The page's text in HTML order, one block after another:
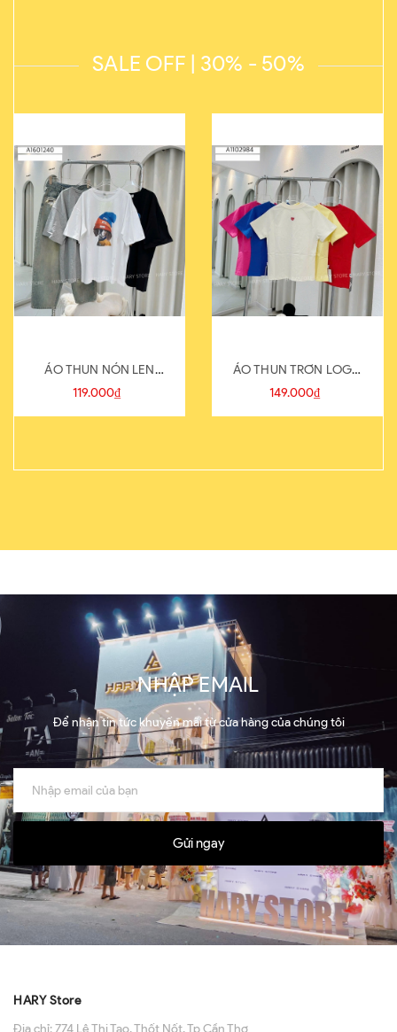
SALE OFF | 30% - 50%
ÁO THUN NÓN LEN
821-1
119.000₫
ÁO THUN TRƠN LOGO
SAU
149.000₫
NHẬP EMAIL
Để nhận tin tức khuyến mãi từ cửa hàng của chúng tôi
Gửi ngay
HARY Store